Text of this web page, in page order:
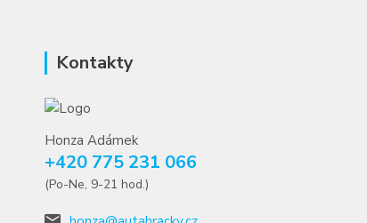
Kontakty
Honza Adámek
+420 775 231 066
(Po-Ne, 9-21 hod.)